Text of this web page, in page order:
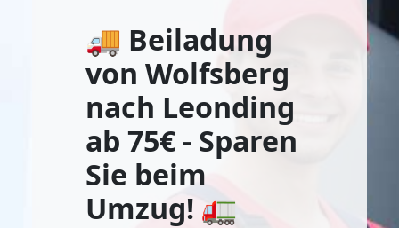
🚚 Beiladung
von Wolfsberg
nach Leonding
ab 75€ - Sparen
Sie beim
Umzug! 🚛